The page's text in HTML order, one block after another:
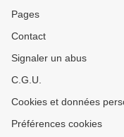
Pages
Contact
Signaler un abus
C.G.U.
Cookies et données
Préférences cookies